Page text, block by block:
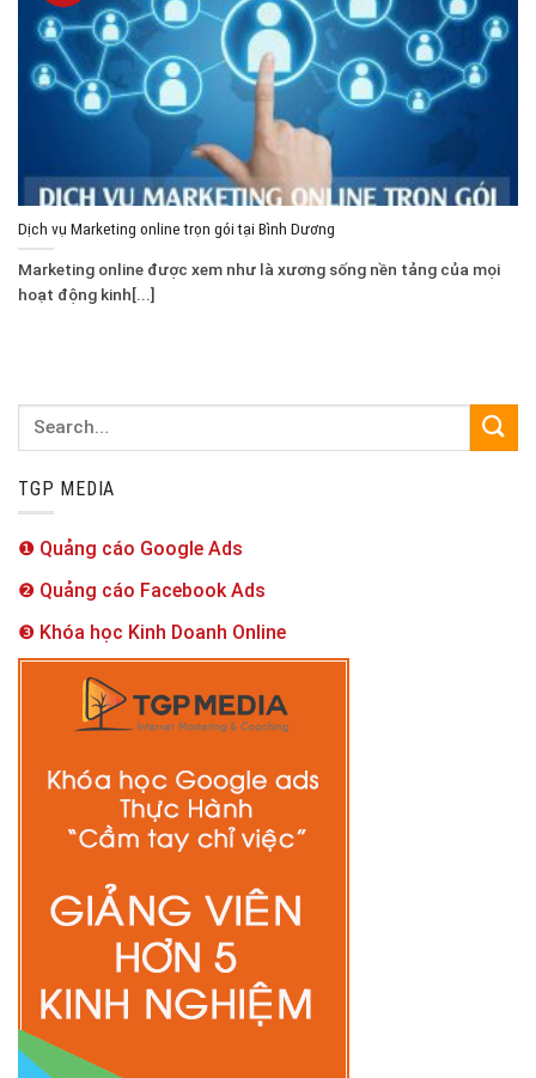
Dịch vụ Marketing online trọn gói tại Bình Dương
Marketing online được xem như là xương sống nền tảng của mọi
hoạt động kinh[...]
TGP MEDIA
❶ Quảng cáo Google Ads
❷ Quảng cáo Facebook Ads
❸ Khóa học Kinh Doanh Online